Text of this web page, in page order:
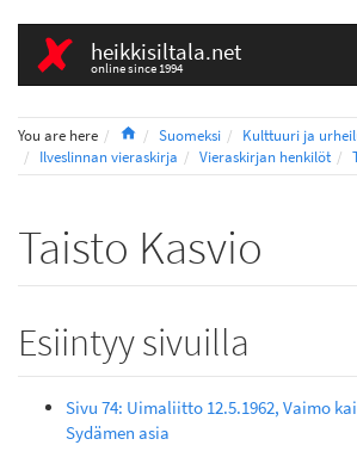
heikkisiltala.net
online since 1994
You are here HomeSuomeksi
Kulttuuri ja
Ilveslinnan vieraskirja
Vieraskirjan henkilöt
Taisto Kasvio
Esiintyy sivuilla
Sivu 74: Uimaliitto 12.5.1962, Vaimo
Sydämen asia